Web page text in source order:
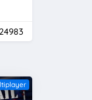
24983